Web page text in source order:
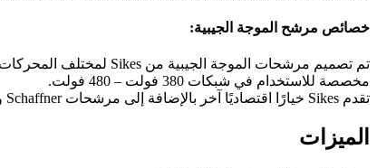
خصائص مرشح الموجة الجيبية:
مخصصة للاستخدام في شبكات 380 فولت – 480 فولت.
تقدم Sikes خيارًا اقتصاديًا آخر بالإضافة إلى مرشحات Schaffner و MTE.
الميزات